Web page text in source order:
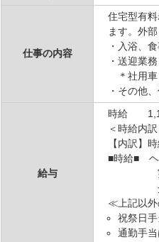
仕事の内容
住宅型有
ます。外
・入浴、
・送迎業
＊社用車
・その他
給与
時給
＜時給内訳
【内訳
■時給■ ヘ
実務者
介護
≪上記以
祝祭日
通勤手